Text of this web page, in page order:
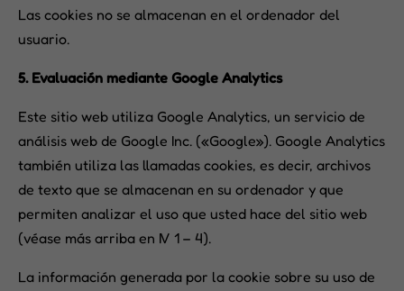
Las cookies no se almacenan en el ordenador del
usuario.
5. Evaluación mediante Google Analytics
Este sitio web utiliza Google Analytics, un servicio de
análisis web de Google Inc. («Google»). Google Analytics
también utiliza las llamadas cookies, es decir, archivos
de texto que se almacenan en su ordenador y que
permiten analizar el uso que usted hace del sitio web
(véase más arriba en IV 1 – 4).
La información generada por la cookie sobre su uso de